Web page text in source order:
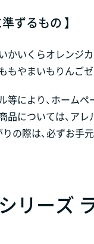
ずるもの 】
いかいくらオレンジ
もやまいも りんご
等により、ホーム
品については、ア
りの際は、必ずお手
リーズ